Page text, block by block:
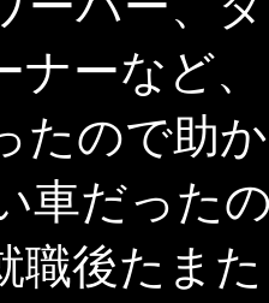
ナーなど
たので助
車だった
職後たま